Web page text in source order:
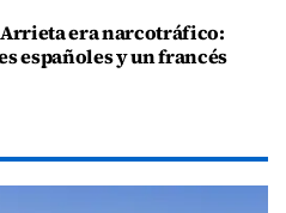
Arrieta era narcotráfico:
españoles y un francés